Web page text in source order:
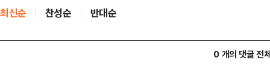
최신순 찬성순 반대순
0 개의 댓글 전